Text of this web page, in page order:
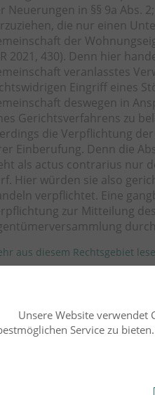
Neuerungen in §§ 9a Abs.
die nur einen
der
2021, 430). Denn hier
veranlasstes
Eingriff eines
deswegen in
Gerichtsverfahrens zu
die Verpflichtung
Einberufung. Denn die
als actus contrarius nur
Hier würden sie also
verpflichtet. Eine
zur Mitteilung
aus diesem Rechtsgebiet
zu diesem
und Wohnungseigentumsrecht
Unsere Website verwendet
Service zu